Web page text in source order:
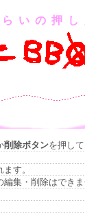
いの押し
削除ボタンを押し
す。
編集・削除はでき